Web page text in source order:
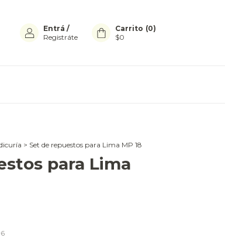
Entrá /
Registráte
Carrito (0)
$0
> Set de repuestos para Lima MP 18
para Lima